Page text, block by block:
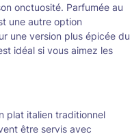
onctuosité. Parfumée au
une autre option
une version plus épicée du
idéal si vous aimez les
plat italien traditionnel
être servis avec